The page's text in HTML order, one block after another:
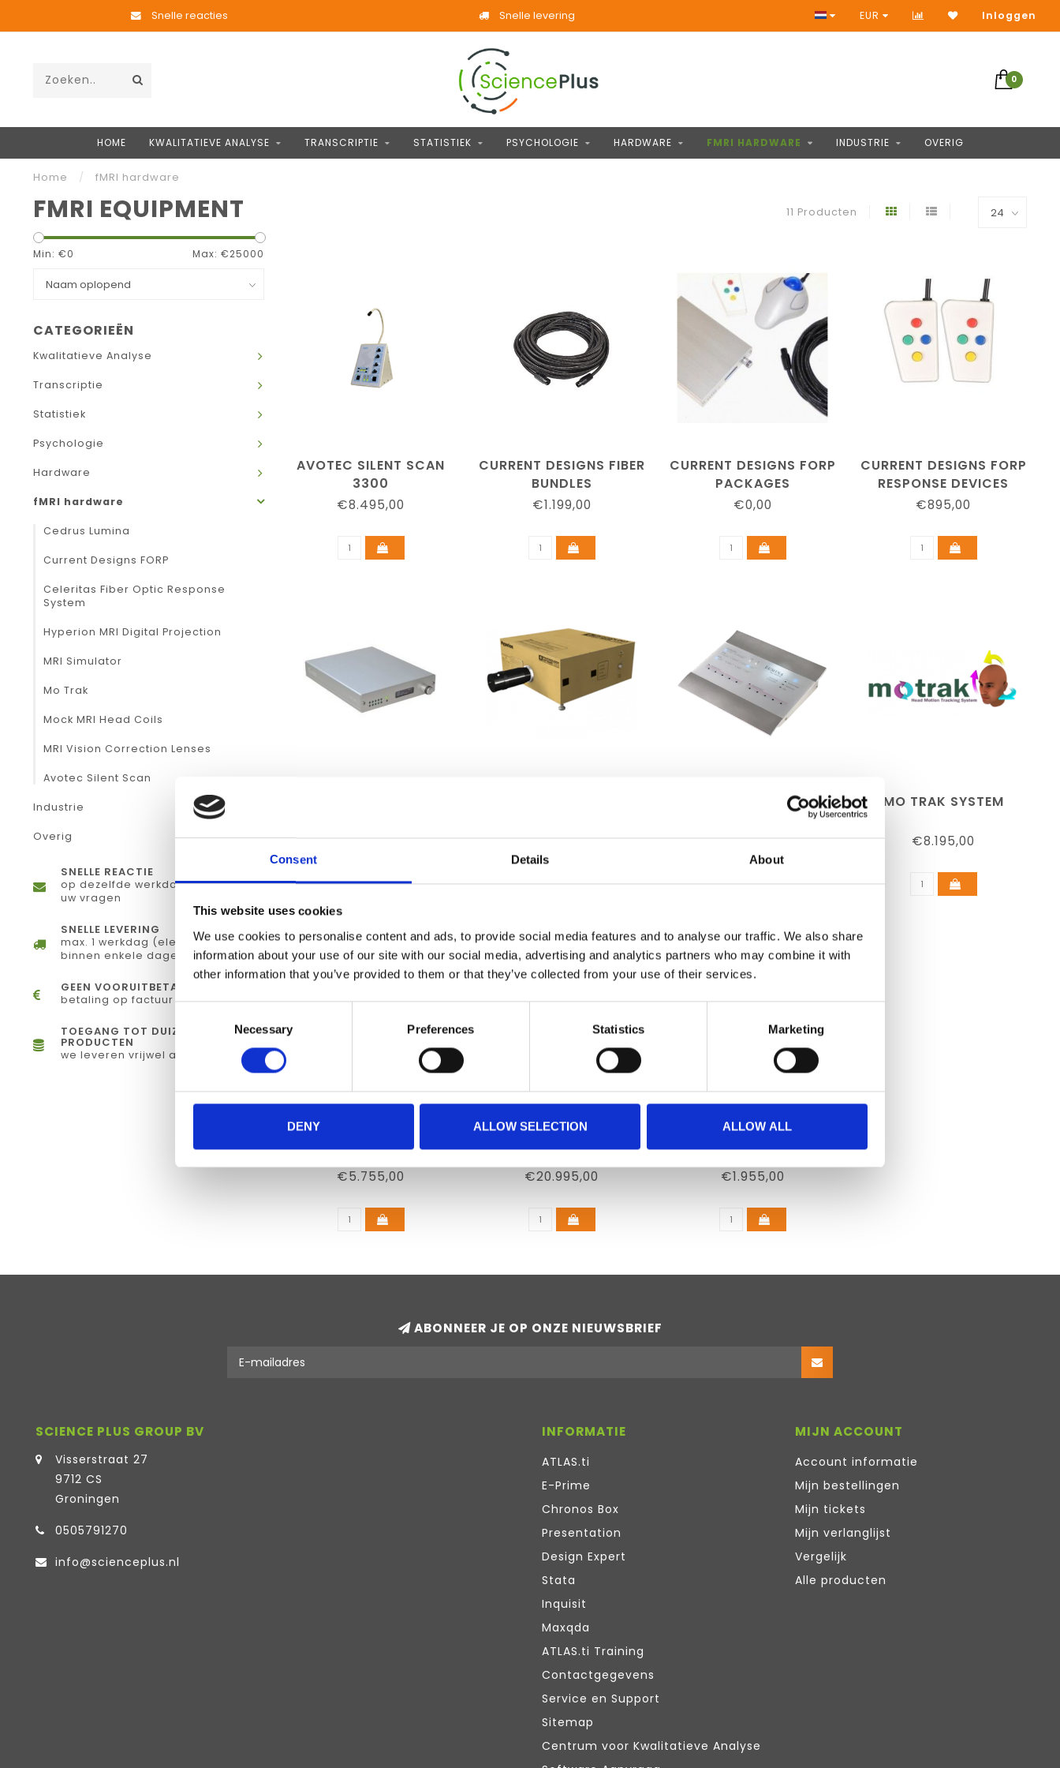
Consent Details About
This website uses cookies
We use cookies to personalise content and ads, to provide social media features and to analyse our traffic. We also share
information about your use of our site with our social media, advertising and analytics partners who may combine it with
other information that you’ve provided to them or that they’ve collected from your use of their services.
Selection
Necessary Preferences Statistics Marketing
DENY ALLOW SELECTION ALLOW ALL
Snelle reacties Snelle levering Geen vooruitbetaling
EUR Inloggen
0
HOME KWALITATIEVE ANALYSE TRANSCRIPTIE STATISTIEK PSYCHOLOGIE HARDWARE FMRI HARDWARE INDUSTRIE OVERIG
Home / fMRI hardware
FMRI EQUIPMENT 11 Producten
Min: €0 Max: €25000
CATEGORIEËN
Kwalitatieve Analyse
Transcriptie
Statistiek
Psychologie
Hardware
fMRI hardware
Cedrus Lumina
Current Designs FORP
Celeritas Fiber Optic Response
System
Hyperion MRI Digital Projection
MRI Simulator
Mo Trak
Mock MRI Head Coils
MRI Vision Correction Lenses
Avotec Silent Scan
Industrie
Overig
SNELLE REACTIE
op dezelfde werkdag antwoord op
uw vragen
SNELLE LEVERING
max. 1 werkdag (elektronisch) of
binnen enkele dagen (fysiek)
GEEN VOORUITBETALING
betaling op factuur
TOEGANG TOT DUIZENDEN
PRODUCTEN
we leveren vrijwel alles
AVOTEC SILENT SCAN
3300
€8.495,00
CURRENT DESIGNS FIBER
BUNDLES
€1.199,00
CURRENT DESIGNS FORP
PACKAGES
€0,00
CURRENT DESIGNS FORP
RESPONSE DEVICES
€895,00
€997,52 €24.350,00 €3.475,00
MO TRAK SYSTEM
€8.195,00
MOCK MRI HEAD COIL
€5.755,00
MRI SIMULATOR
€20.995,00
MRI VISION
CORRECTION LENSES
€1.955,00
ABONNEER JE OP ONZE NIEUWSBRIEF
SCIENCE PLUS GROUP BV
Visserstraat 27
9712 CS
Groningen
0505791270
info@scienceplus.nl
INFORMATIE
ATLAS.ti
E-Prime
Chronos Box
Presentation
Design Expert
Stata
Inquisit
Maxqda
ATLAS.ti Training
Contactgegevens
Service en Support
Sitemap
Centrum voor Kwalitatieve Analyse
MIJN ACCOUNT
Account informatie
Mijn bestellingen
Mijn tickets
Mijn verlanglijst
Vergelijk
Alle producten